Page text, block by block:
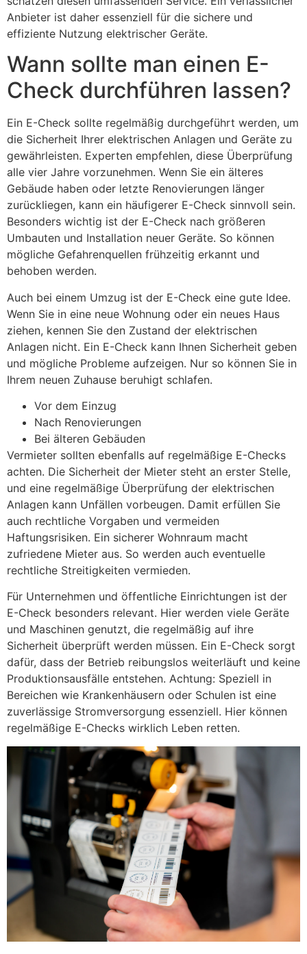
Anbieter ist daher essenziell für die sichere und
effiziente Nutzung elektrischer Geräte.
Wann sollte man einen E-
Check durchführen lassen?
Ein E-Check sollte regelmäßig durchgeführt werden, um
die Sicherheit Ihrer elektrischen Anlagen und Geräte zu
gewährleisten. Experten empfehlen, diese Überprüfung
alle vier Jahre vorzunehmen. Wenn Sie ein älteres
Gebäude haben oder letzte Renovierungen länger
zurückliegen, kann ein häufigerer E-Check sinnvoll sein.
Besonders wichtig ist der E-Check nach größeren
Umbauten und Installation neuer Geräte. So können
mögliche Gefahrenquellen frühzeitig erkannt und
behoben werden.
Auch bei einem Umzug ist der E-Check eine gute Idee.
Wenn Sie in eine neue Wohnung oder ein neues Haus
ziehen, kennen Sie den Zustand der elektrischen
Anlagen nicht. Ein E-Check kann Ihnen Sicherheit geben
und mögliche Probleme aufzeigen. Nur so können Sie in
Ihrem neuen Zuhause beruhigt schlafen.
Vor dem Einzug
Nach Renovierungen
Bei älteren Gebäuden
Vermieter sollten ebenfalls auf regelmäßige E-Checks
achten. Die Sicherheit der Mieter steht an erster Stelle,
und eine regelmäßige Überprüfung der elektrischen
Anlagen kann Unfällen vorbeugen. Damit erfüllen Sie
auch rechtliche Vorgaben und vermeiden
Haftungsrisiken. Ein sicherer Wohnraum macht
zufriedene Mieter aus. So werden auch eventuelle
rechtliche Streitigkeiten vermieden.
Für Unternehmen und öffentliche Einrichtungen ist der
E-Check besonders relevant. Hier werden viele Geräte
und Maschinen genutzt, die regelmäßig auf ihre
Sicherheit überprüft werden müssen. Ein E-Check sorgt
dafür, dass der Betrieb reibungslos weiterläuft und keine
Produktionsausfälle entstehen. Achtung: Speziell in
Bereichen wie Krankenhäusern oder Schulen ist eine
zuverlässige Stromversorgung essenziell. Hier können
regelmäßige E-Checks wirklich Leben retten.